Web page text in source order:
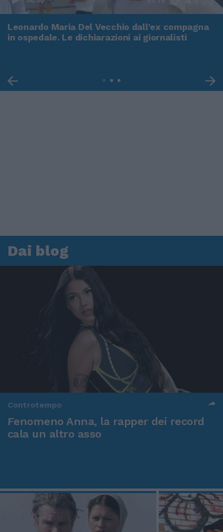
Leonardo Maria Del Vecchio dall'ex compagna
in ospedale. Le dichiarazioni ai giornalisti
Dai blog
Controtempo
Fenomeno Anna, la rapper dei record
cala un altro asso